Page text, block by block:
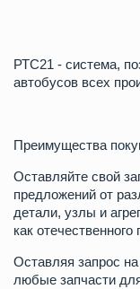
РТС21 - система,
автобусов всех
Преимущества
Оставляйте свой
предложений от
детали, узлы и
как
Оставляя запрос
любые запчасти